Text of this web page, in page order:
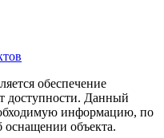
обеспечение
доступности. Данный
информацию, по
объекта.